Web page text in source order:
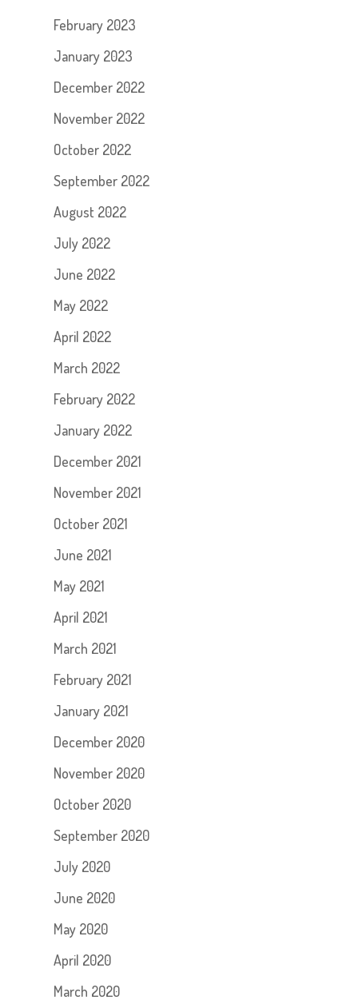
February 2023
January 2023
December 2022
November 2022
October 2022
September 2022
August 2022
July 2022
June 2022
May 2022
April 2022
March 2022
February 2022
January 2022
December 2021
November 2021
October 2021
June 2021
May 2021
April 2021
March 2021
February 2021
January 2021
December 2020
November 2020
October 2020
September 2020
July 2020
June 2020
May 2020
April 2020
March 2020